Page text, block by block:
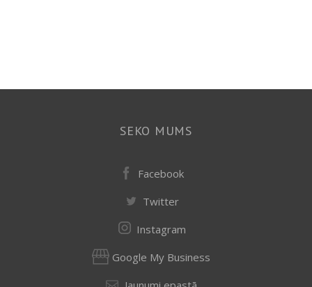
SEKO MUMS
Facebook
Twitter
Instagram
Google My Business